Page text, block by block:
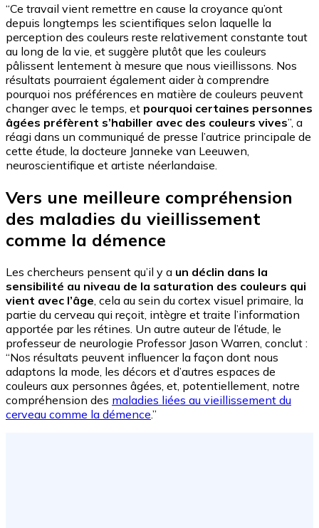
“Ce travail vient remettre en cause la croyance qu’ont
depuis longtemps les scientifiques selon laquelle la
perception des couleurs reste relativement constante tout
au long de la vie, et suggère plutôt que les couleurs
pâlissent lentement à mesure que nous vieillissons. Nos
résultats pourraient également aider à comprendre
pourquoi nos préférences en matière de couleurs peuvent
changer avec le temps, et pourquoi certaines personnes
âgées préfèrent s’habiller avec des couleurs vives”, a
réagi dans un communiqué de presse l’autrice principale de
cette étude, la docteure Janneke van Leeuwen,
neuroscientifique et artiste néerlandaise.
Vers une meilleure compréhension
des maladies du vieillissement
comme la démence
Les chercheurs pensent qu’il y a un déclin dans la
sensibilité au niveau de la saturation des couleurs qui
vient avec l’âge , cela au sein du cortex visuel primaire, la
partie du cerveau qui reçoit, intègre et traite l’information
apportée par les rétines. Un autre auteur de l’étude, le
professeur de neurologie Professor Jason Warren, conclut :
“Nos résultats peuvent influencer la façon dont nous
adaptons la mode, les décors et d’autres espaces de
couleurs aux personnes âgées, et, potentiellement, notre
compréhension des maladies liées au vieillissement du
cerveau comme la démence.”